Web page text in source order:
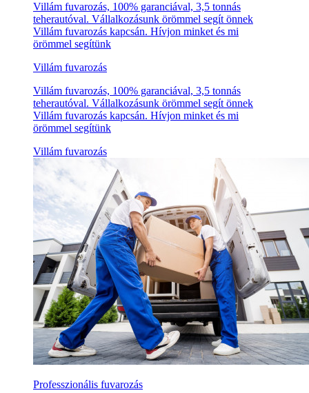
Villám fuvarozás, 100% garanciával, 3,5 tonnás
teherautóval. Vállalkozásunk örömmel segít önnek
Villám fuvarozás kapcsán. Hívjon minket és mi
örömmel segítünk
Villám fuvarozás
Villám fuvarozás, 100% garanciával, 3,5 tonnás
teherautóval. Vállalkozásunk örömmel segít önnek
Villám fuvarozás kapcsán. Hívjon minket és mi
örömmel segítünk
Villám fuvarozás
Professzionális fuvarozás